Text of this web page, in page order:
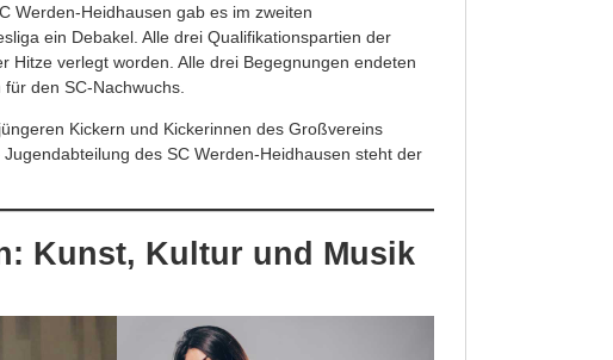
Werden-Heidhausen gab es im zweiten
ein Debakel. Alle drei Qualifikationspartien der
Hitze verlegt worden. Alle drei Begegnungen endeten
den SC-Nachwuchs.
Kickern und Kickerinnen des Großvereins
des SC Werden-Heidhausen steht der
Kunst, Kultur und Musik